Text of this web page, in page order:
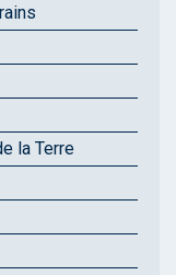
la Terre